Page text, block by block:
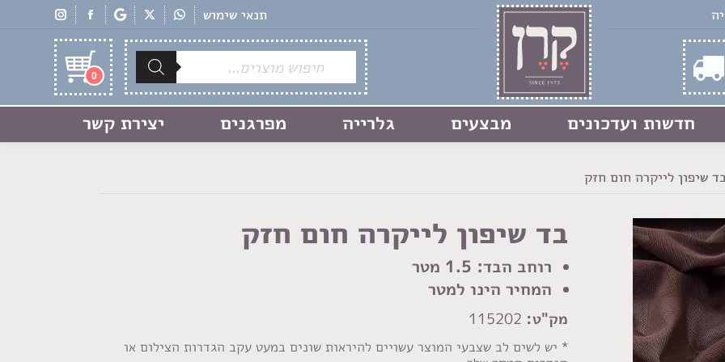
תנאי שימוש
Products
search
0
חדשות ועדכונים מבצעים גלרייה מפרגנים יצירת קשר
שיפון לייקרה חום חזק
בד שיפון לייקרה חום חזק
רוחב הבד: 1.5 מטר
המחיר הינו למטר
מק"ט:
* יש לשים לב שצבעי המוצר עשויים להיראות שונים במעט עקב הגדרות הצילום או